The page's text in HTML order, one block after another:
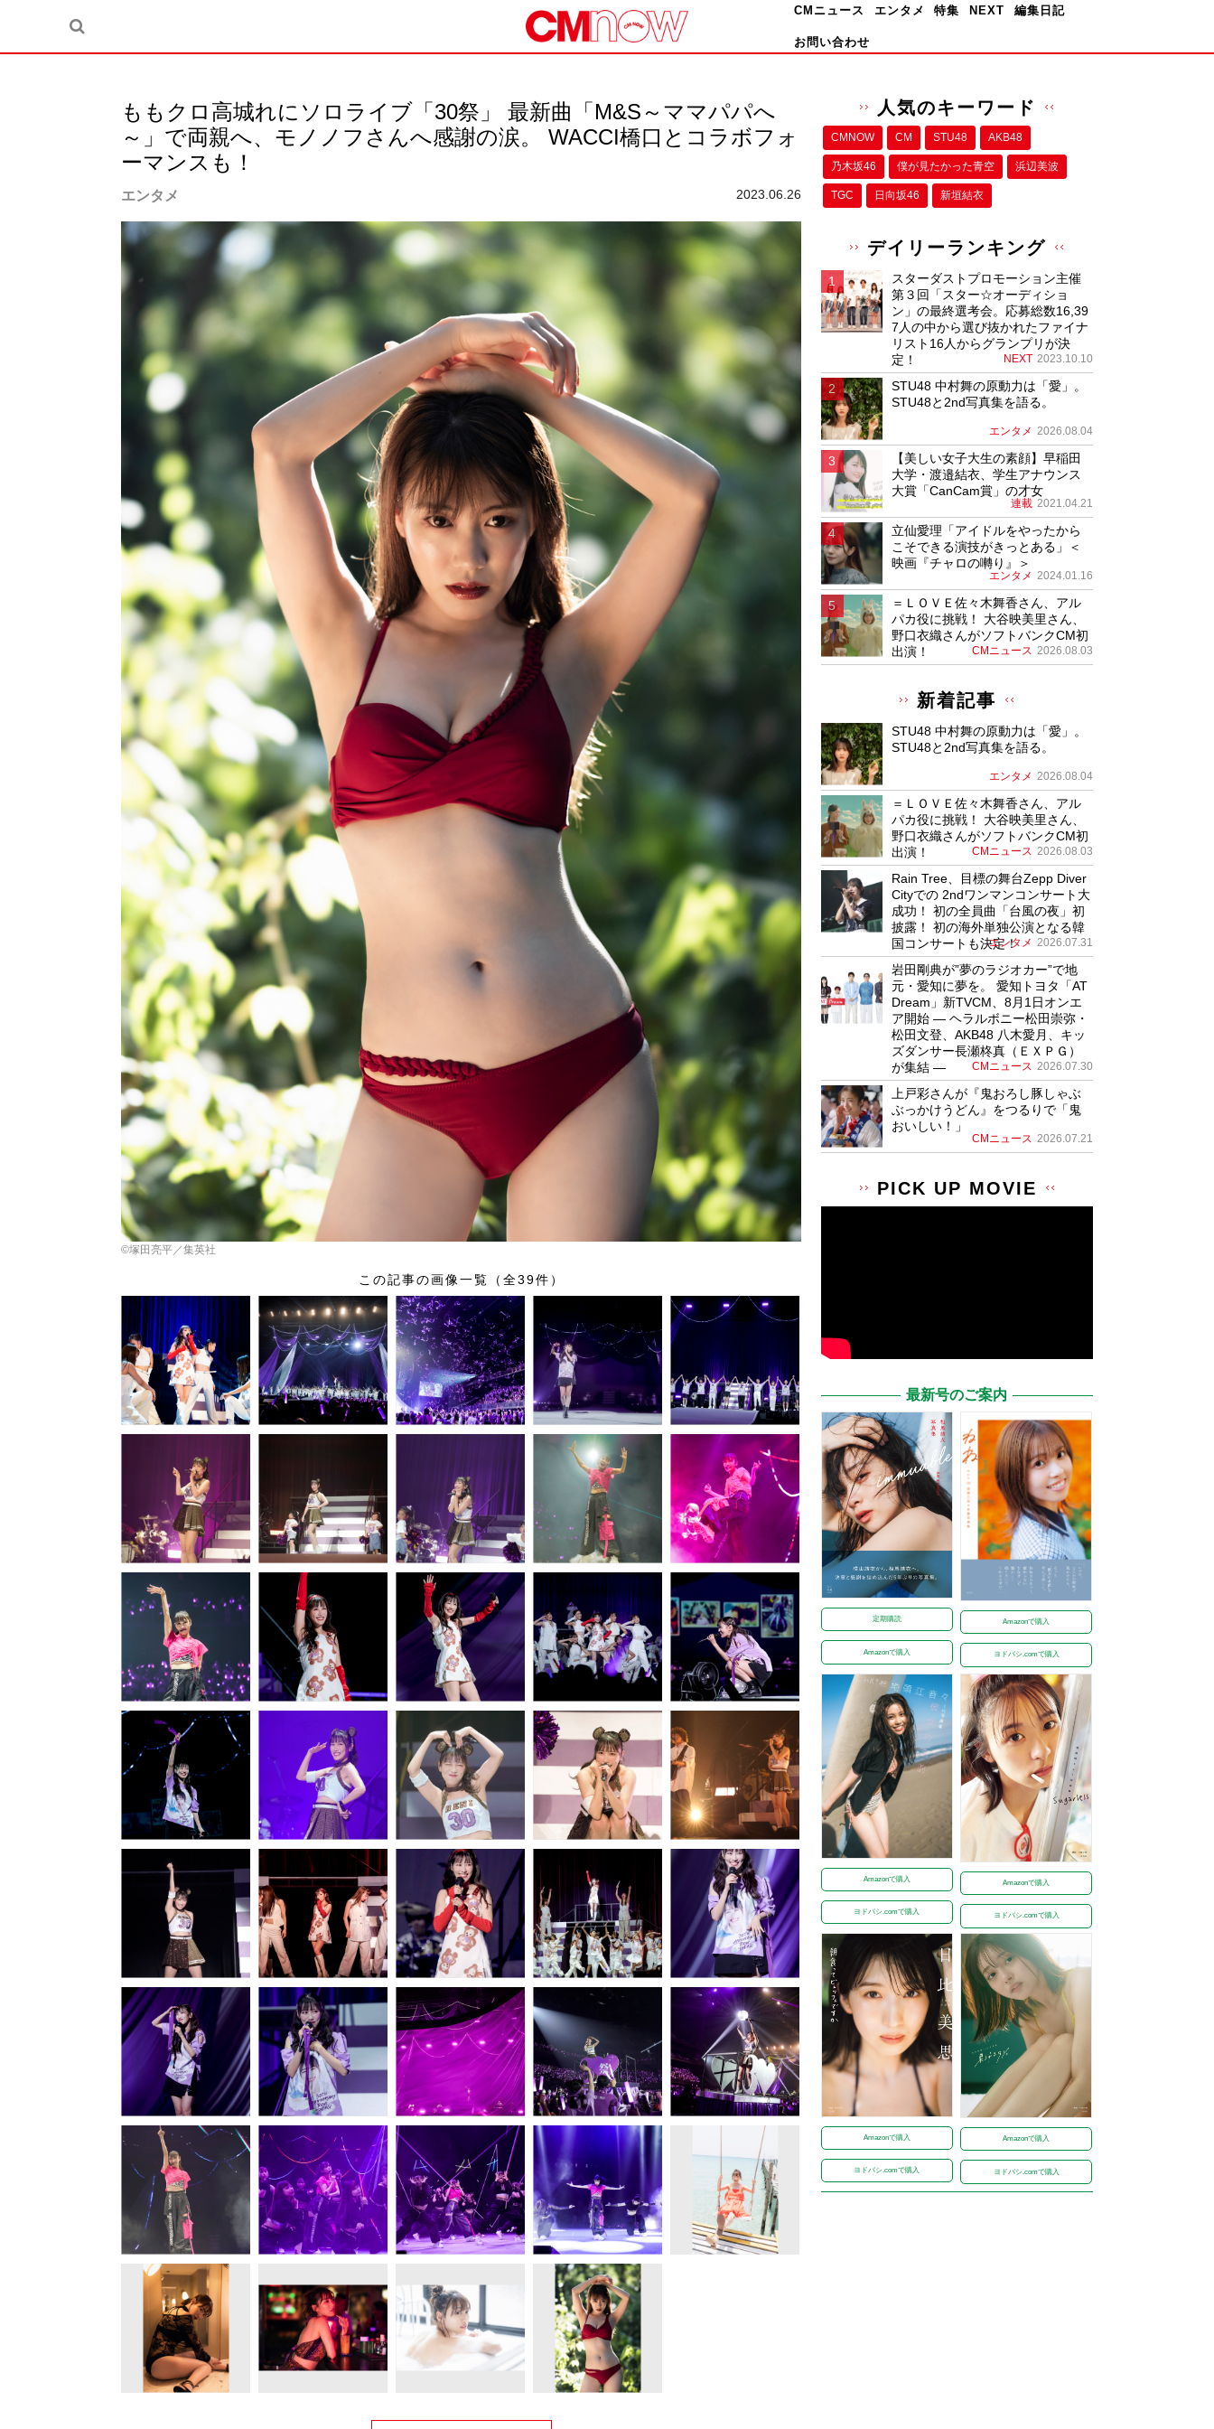
CMニュース エンタメ 特集 NEXT 編集日記
お問い合わせ
ももクロ高城れにソロライブ「30祭」 最新曲「M&S～ママパパへ
～」で両親へ、モノノフさんへ感謝の涙。 WACCI橋口とコラボフォ
ーマンスも！
エンタメ 2023.06.26
©塚田亮平／集英社
この記事の画像一覧（全39件）
人気のキーワード
CMNOW CM STU48 AKB48
乃木坂46 僕が⾒たかった⻘空 浜辺美波
TGC 日向坂46 新垣結衣
デイリーランキング
スターダストプロモーション主催
第３回「スター☆オーディショ
ン」の最終選考会。応募総数16,39
7人の中から選び抜かれたファイナ
リスト16人からグランプリが決
定！
NEXT 2023.10.10
STU48 中村舞の原動力は「愛」。
STU48と2nd写真集を語る。
エンタメ 2026.08.04
【美しい女子大生の素顔】早稲田
大学・渡邉結衣、学生アナウンス
大賞「CanCam賞」の才女
連載 2021.04.21
立仙愛理「アイドルをやったから
こそできる演技がきっとある」＜
映画『チャロの囀り』＞
エンタメ 2024.01.16
＝ＬＯＶＥ佐々木舞香さん、アル
パカ役に挑戦！ 大谷映美里さん、
野口衣織さんがソフトバンクCM初
出演！
CMニュース 2026.08.03
新着記事
STU48 中村舞の原動力は「愛」。
STU48と2nd写真集を語る。
エンタメ 2026.08.04
＝ＬＯＶＥ佐々木舞香さん、アル
パカ役に挑戦！ 大谷映美里さん、
野口衣織さんがソフトバンクCM初
出演！
CMニュース 2026.08.03
Rain Tree、目標の舞台Zepp Diver
Cityでの 2ndワンマンコンサート大
成功！ 初の全員曲「台風の夜」初
披露！ 初の海外単独公演となる韓
国コンサートも決定！
エンタメ 2026.07.31
岩田剛典が”夢のラジオカー”で地
元・愛知に夢を。 愛知トヨタ「AT
Dream」新TVCM、8月1日オンエ
ア開始 ― ヘラルボニー松田崇弥・
松田文登、AKB48 八木愛月、キッ
ズダンサー長瀬柊真（ＥＸＰＧ）
が集結 ―
CMニュース 2026.07.30
上戸彩さんが『鬼おろし豚しゃぶ
ぶっかけうどん』をつるりで「鬼
おいしい！」
CMニュース 2026.07.21
PICK UP MOVIE
最新号のご案内
定期購読
Amazonで購入
Amazonで購入
ヨドバシ.comで購入
Amazonで購入
ヨドバシ.comで購入
Amazonで購入
ヨドバシ.comで購入
Amazonで購入
ヨドバシ.comで購入
Amazonで購入
ヨドバシ.comで購入